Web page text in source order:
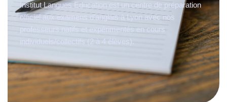
Institut Langues Education est un centre de préparation
officiel aux examens d’anglais à Lyon avec nos
professeurs natifs et expérimentés en cours
individuels/collectifs (2 à 4 élèves).